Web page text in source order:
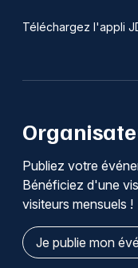
Téléchargez l'appli
Publiez votre
Bénéficiez d'une
visiteurs mensuels !
Je publie mon